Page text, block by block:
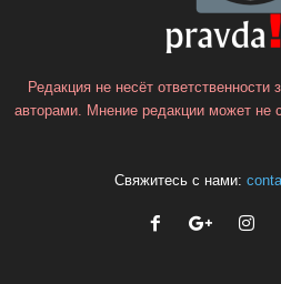
Редакция не несёт
авторами. Мнение редакции может не
Свяжитесь с нами: